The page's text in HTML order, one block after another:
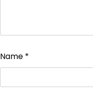
Name *